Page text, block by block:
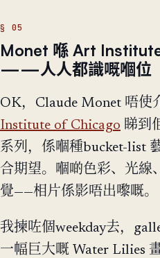
Monet 喺 Art
——人人都識嘅嗰位
OK，Claude Monet 唔使
Institute of Chicago 睇到
系列，係嗰種bucket-list
合期望。嗰啲色彩、光線
覺——相片係影唔出嚟嘅。
我揀咗個weekday去，
一幅巨大嘅 Water Lilies